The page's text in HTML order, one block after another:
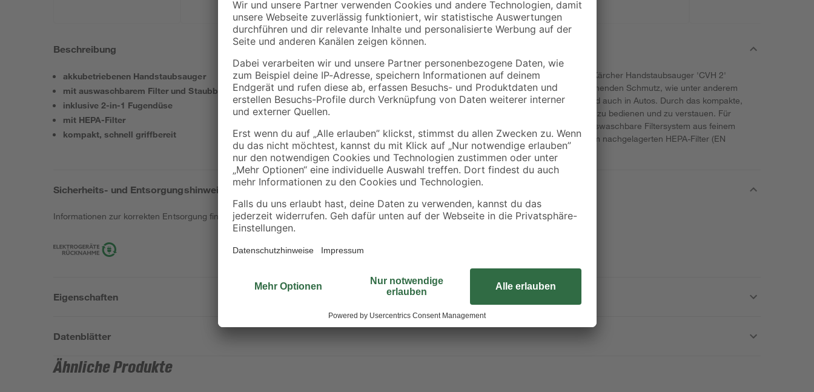
Beschreibung
akkubetriebenen Handstaubsauger
mit auswaschbarem Filter und Staubbehältnis
inklusive 2-in-1 Fugendüse
mit HEPA-Filter
kompakt, schnell griffbereit
Starke Performance: Mit dem akkubetriebenen Kärcher Handstaubsauger 'CVH 2'
entfernen Sie leicht, mühelos und kraftvoll bestehenden Schmutz, wie unter anderem
Krümel, Staub und Haare auf Möbeln, Böden und auch in Autos. Durch das kompakte,
leichte Design ist der Staubsauger auch einfach zu bedienen und zu verstauen. Für
besonders saubere Abluft sorgt das 2-stufige auswaschbare Filtersystem aus feinem
Stahlnetz für Grobschmutz und Haare sowie dem nachgelagerten HEPA-Filter (EN
1822:1998).
Sicherheits- und Entsorgungshinweise
Informationen zur korrekten Entsorgung findest duhier.
Eigenschaften
Datenblätter
Ähnliche Produkte